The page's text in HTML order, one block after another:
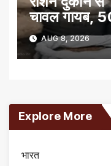
चावल गायब,
AUG 8, 2026
Explore More
भारत